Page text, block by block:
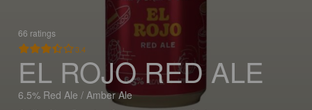
66 ratings
3.4
EL ROJO RED ALE
6.5% Red Ale / Amber Ale